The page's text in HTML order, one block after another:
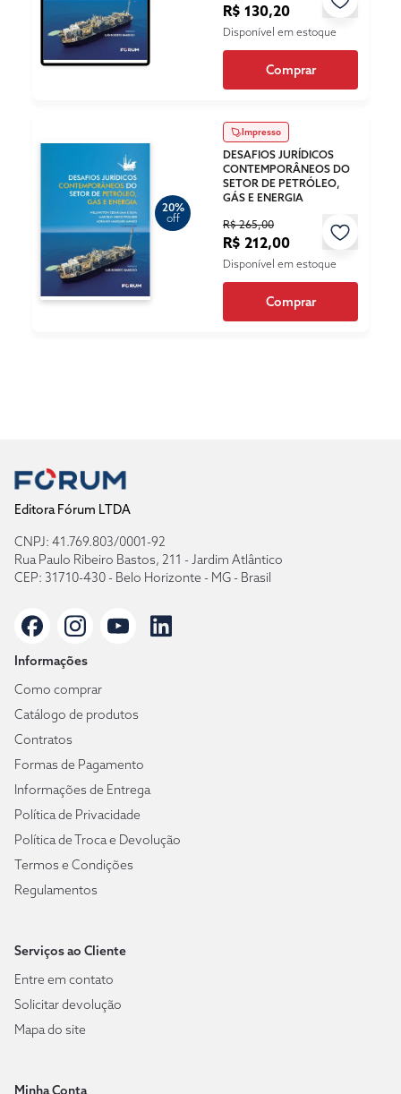
R$ 130,20
Disponível em estoque
Comprar
20%
off
Impresso
DESAFIOS JURÍDICOS
CONTEMPORÂNEOS DO
SETOR DE PETRÓLEO,
GÁS E ENERGIA
R$ 265,00
R$ 212,00
Disponível em estoque
Comprar
Editora Fórum LTDA
CNPJ: 41.769.803/0001-92
Rua Paulo Ribeiro Bastos, 211 - Jardim Atlântico
CEP: 31710-430 - Belo Horizonte - MG - Brasil
Informações
Como comprar
Catálogo de produtos
Contratos
Formas de Pagamento
Informações de Entrega
Política de Privacidade
Política de Troca e Devolução
Termos e Condições
Regulamentos
Serviços ao Cliente
Entre em contato
Solicitar devolução
Mapa do site
Minha Conta